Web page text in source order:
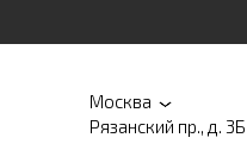
Москва
Рязанский пр., д. 3Б